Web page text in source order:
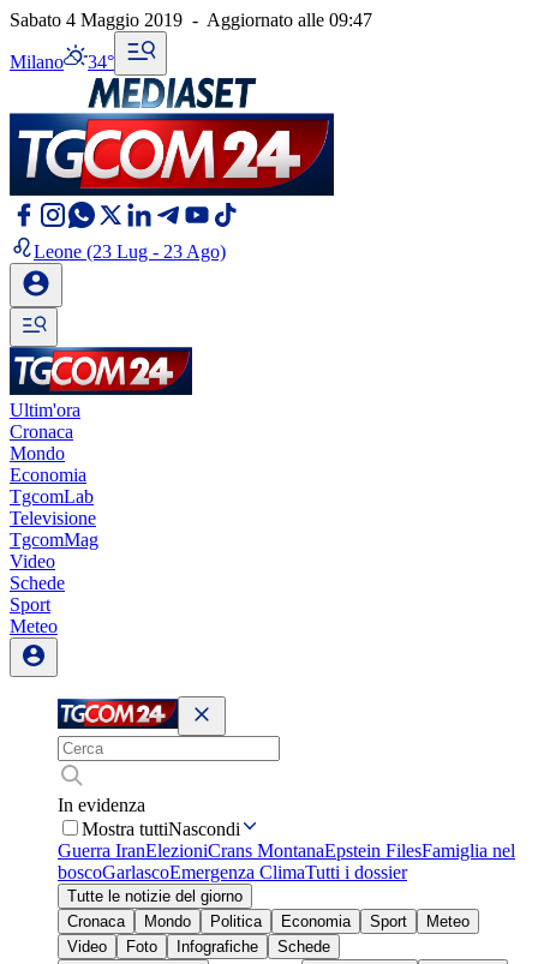
Sabato 4 Maggio 2019 - Aggiornato alle 09:47
Milano 34°
Leone (23 Lug - 23 Ago)
Ultim'ora
Cronaca
Mondo
Economia
TgcomLab
Televisione
TgcomMag
Video
Schede
Sport
Meteo
In evidenza
Mostra tuttiNascondi
Guerra IranElezioniCrans MontanaEpstein FilesFamiglia nel
boscoGarlascoEmergenza ClimaTutti i dossier
Tutte le notizie del giorno
Cronaca
Mondo Politica Economia Sport
Meteo
Video
Foto Infografiche
Schede